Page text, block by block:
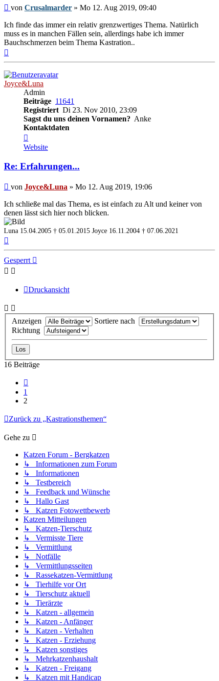
Beitrag
von Crusalmarder » Mo 12. Aug 2019, 09:40
Ich finde das immer ein relativ grenzwertiges Thema. Natürlich
muss es in manchen Fällen sein, allerdings habe ich immer
Bauchschmerzen beim Thema Kastration..
Joyce&Luna
Admin
Beiträge 11641
Registriert Di 23. Nov 2010, 23:09
Sagst du uns deinen Vornamen? Anke
Kontaktdaten
von
Joyce&Luna
Website
Re: Erfahrungen...
Beitrag
von Joyce&Luna » Mo 12. Aug 2019, 19:06
Ich schließe mal das Thema, es ist einfach zu Alt und keiner von
denen lässt sich hier noch blicken.
Luna 15.04.2005 † 05.01.2015 Joyce 16.11.2004 † 07.06.2021
Gesperrt
Druckansicht
Anzeigen
Sortiere nach
Richtung
16 Beiträge
1
2
Zurück zu „Kastrationsthemen“
Gehe zu
Katzen Forum - Bergkatzen
↳ Informationen zum Forum
↳ Informationen
↳ Testbereich
↳ Feedback und Wünsche
↳ Hallo Gast
↳ Katzen Fotowettbewerb
Katzen Mitteilungen
↳ Katzen-Tierschutz
↳ Vermisste Tiere
↳ Vermittlung
↳ Notfälle
↳ Vermittlungsseiten
↳ Rassekatzen-Vermittlung
↳ Tierhilfe vor Ort
↳ Tierschutz aktuell
↳ Tierärzte
↳ Katzen - allgemein
↳ Katzen - Anfänger
↳ Katzen - Verhalten
↳ Katzen - Erziehung
↳ Katzen sonstiges
↳ Mehrkatzenhaushalt
↳ Katzen - Freigang
↳ Katzen mit Handicap